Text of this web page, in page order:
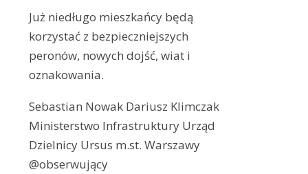
Już niedługo mieszkańcy będą
korzystać z bezpieczniejszych
peronów, nowych dojść, wiat i
oznakowania.
Sebastian Nowak Dariusz Klimczak
Ministerstwo Infrastruktury Urząd
Dzielnicy Ursus m.st. Warszawy
@obserwujący